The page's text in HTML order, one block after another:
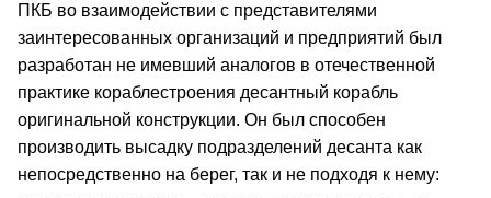
ПКБ во взаимодействии с представителями
заинтересованных организаций и предприятий был
разработан не имевший аналогов в отечественной
практике кораблестроения десантный корабль
оригинальной конструкции. Он был способен
производить высадку подразделений десанта как
непосредственно на берег, так и не подходя к нему: